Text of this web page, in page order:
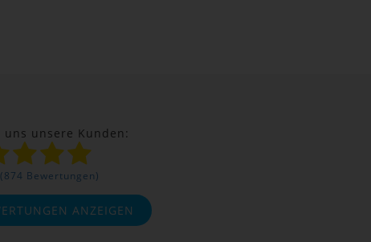
uns unsere Kunden:
Bewertungen)
ANZEIGEN